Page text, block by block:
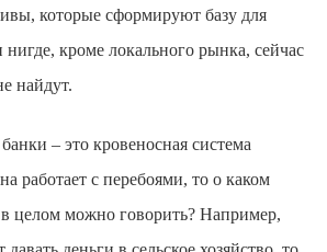
которые сформируют базу для
кроме локального рынка, сейчас
найдут.
– это кровеносная система
работает с перебоями, то о каком
целом можно говорить? Например,